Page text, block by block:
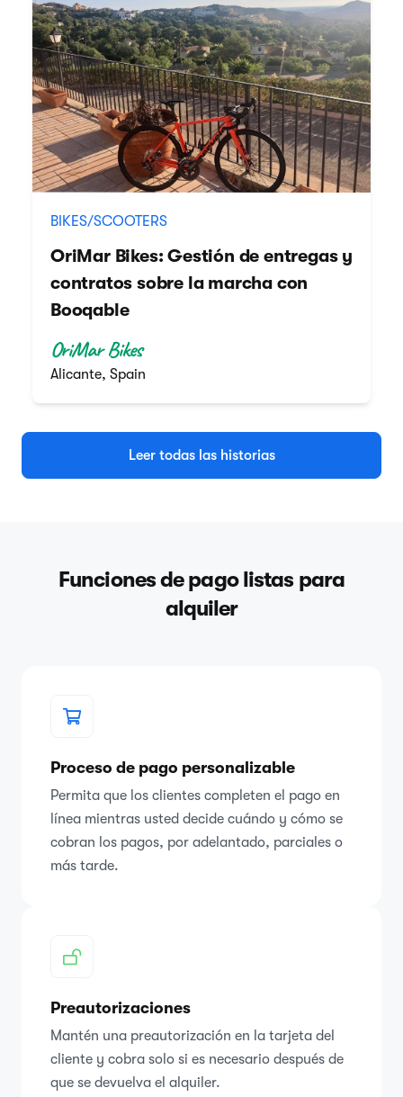
BIKES/SCOOTERS
OriMar Bikes: Gestión de entregas y
contratos sobre la marcha con
Booqable
OriMar Bikes
Alicante, Spain
Leer todas las historias
Funciones de pago listas para
alquiler
Proceso de pago personalizable
Permita que los clientes completen el pago en
línea mientras usted decide cuándo y cómo se
cobran los pagos, por adelantado, parciales o
más tarde.
Preautorizaciones
Mantén una preautorización en la tarjeta del
cliente y cobra solo si es necesario después de
que se devuelva el alquiler.